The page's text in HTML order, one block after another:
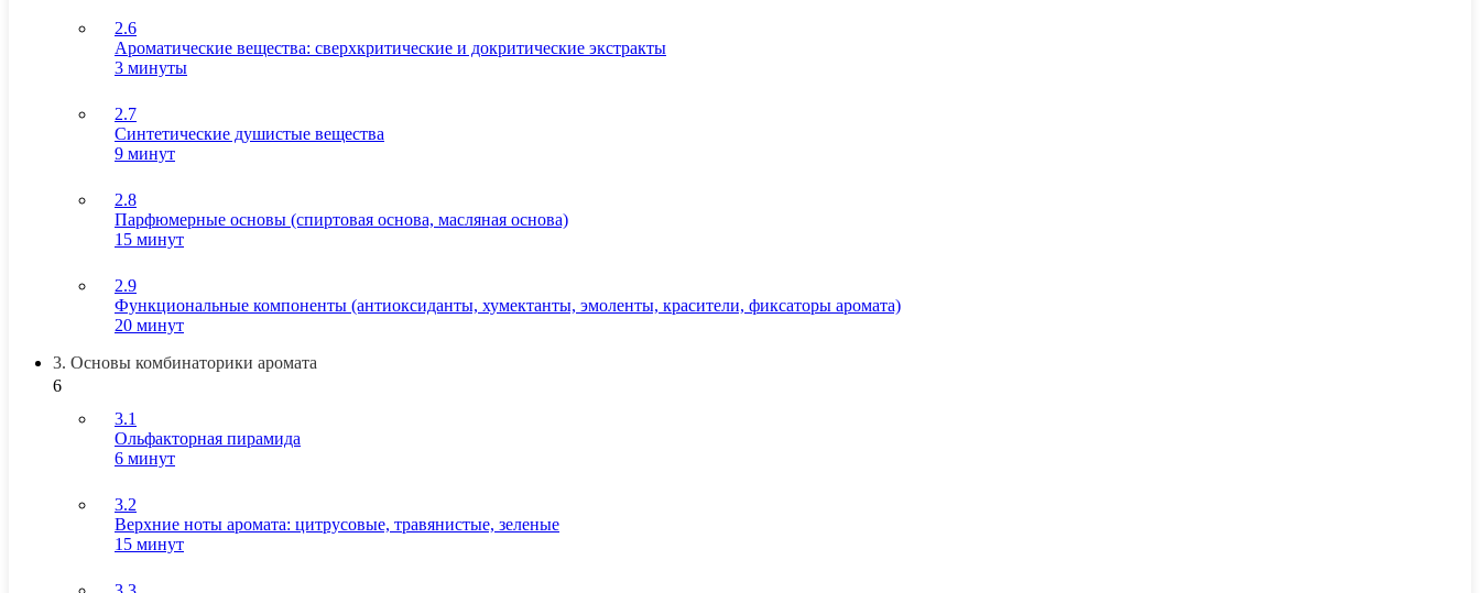
2.6
Ароматические вещества: сверхкритические и докритические экстракты
3 минуты
2.7
Синтетические душистые вещества
9 минут
2.8
Парфюмерные основы (спиртовая основа, масляная основа)
15 минут
2.9
Функциональные компоненты (антиоксиданты, хумектанты, эмоленты, красители, фиксаторы аромата)
20 минут
3. Основы комбинаторики аромата
6
3.1
Ольфакторная пирамида
6 минут
3.2
Верхние ноты аромата: цитрусовые, травянистые, зеленые
15 минут